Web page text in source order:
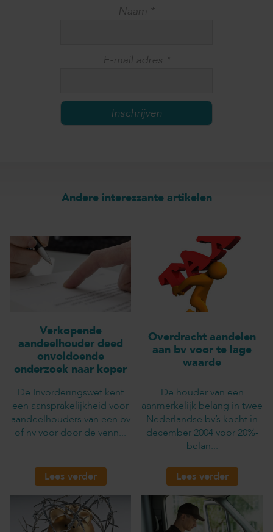
Naam *
E-mail adres *
Andere interessante artikelen
Verkopende
aandeelhouder deed
onvoldoende
onderzoek naar koper
De Invorderingswet kent
een aansprakelijkheid voor
aandeelhouders van een bv
of nv voor door de venn...
Lees verder
Overdracht aandelen
aan bv voor te lage
waarde
De houder van een
aanmerkelijk belang in twee
Nederlandse bv’s kocht in
december 2004 voor 20%-
belan...
Lees verder